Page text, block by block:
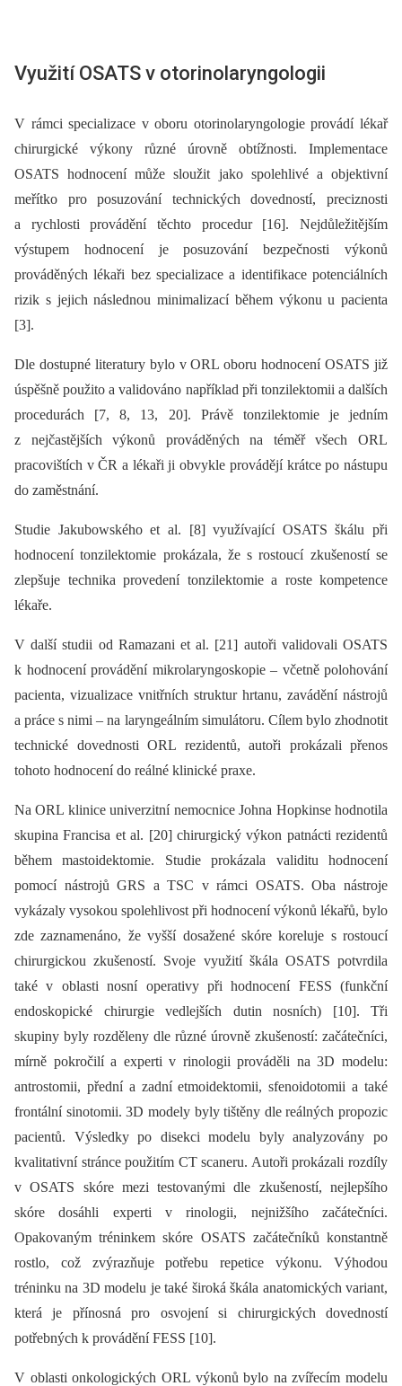
Využití OSATS v otorinolaryngologii
V rámci specializace v oboru otorinolaryngologie provádí lékař
chirurgické výkony různé úrovně obtížnosti. Implementace
OSATS hodnocení může sloužit jako spolehlivé a objektivní
meřítko pro posuzování technických dovedností, preciznosti
a rychlosti provádění těchto procedur [16]. Nejdůležitějším
výstupem hodnocení je posuzování bezpečnosti výkonů
prováděných lékaři bez specializace a identifikace potenciálních
rizik s jejich následnou minimalizací během výkonu u pacienta
[3].
Dle dostupné literatury bylo v ORL oboru hodnocení OSATS již
úspěšně použito a validováno například při tonzilektomii a dalších
procedurách [7, 8, 13, 20]. Právě tonzilektomie je jedním
z nejčastějších výkonů prováděných na téměř všech ORL
pracovištích v ČR a lékaři ji obvykle provádějí krátce po nástupu
do zaměstnání.
Studie Jakubowského et al. [8] využívající OSATS škálu při
hodnocení tonzilektomie prokázala, že s rostoucí zkušeností se
zlepšuje technika provedení tonzilektomie a roste kompetence
lékaře.
V další studii od Ramazani et al. [21] autoři validovali OSATS
k hodnocení provádění mikrolaryngoskopie –⁠ včetně polohování
pacienta, vizualizace vnitřních struktur hrtanu, zavádění nástrojů
a práce s nimi –⁠ na laryngeálním simulátoru. Cílem bylo zhodnotit
technické dovednosti ORL rezidentů, autoři prokázali přenos
tohoto hodnocení do reálné klinické praxe.
Na ORL klinice univerzitní nemocnice Johna Hopkinse hodnotila
skupina Francisa et al. [20] chirurgický výkon patnácti rezidentů
během mastoidektomie. Studie prokázala validitu hodnocení
pomocí nástrojů GRS a TSC v rámci OSATS. Oba nástroje
vykázaly vysokou spolehlivost při hodnocení výkonů lékařů, bylo
zde zaznamenáno, že vyšší dosažené skóre koreluje s rostoucí
chirurgickou zkušeností. Svoje využití škála OSATS potvrdila
také v oblasti nosní operativy při hodnocení FESS (funkční
endoskopické chirurgie vedlejších dutin nosních) [10]. Tři
skupiny byly rozděleny dle různé úrovně zkušeností: začátečníci,
mírně pokročilí a experti v rinologii prováděli na 3D modelu:
antrostomii, přední a zadní etmoidektomii, sfenoidotomii a také
frontální sinotomii. 3D modely byly tištěny dle reálných propozic
pacientů. Výsledky po disekci modelu byly analyzovány po
kvalitativní stránce použitím CT scaneru. Autoři prokázali rozdíly
v OSATS skóre mezi testovanými dle zkušeností, nejlepšího
skóre dosáhli experti v rinologii, nejnižšího začátečníci.
Opakovaným tréninkem skóre OSATS začátečníků konstantně
rostlo, což zvýrazňuje potřebu repetice výkonu. Výhodou
tréninku na 3D modelu je také široká škála anatomických variant,
která je přínosná pro osvojení si chirurgických dovedností
potřebných k provádění FESS [10].
V oblasti onkologických ORL výkonů bylo na zvířecím modelu